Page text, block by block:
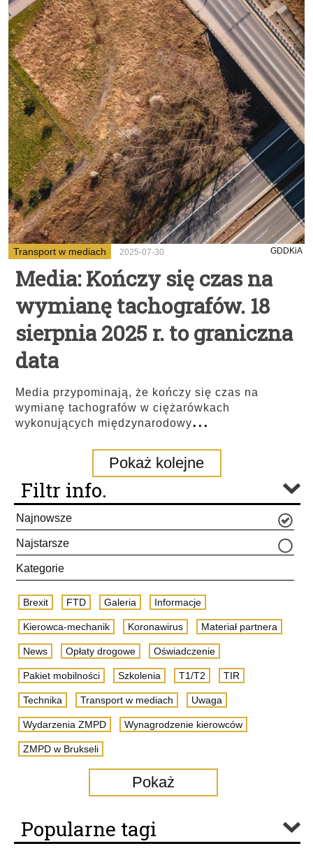
Transport w mediach 2025-07-30 GDDKiA
Media: Kończy się czas na
wymianę tachografów. 18
sierpnia 2025 r. to graniczna
data
Media przypominają, że kończy się czas na
wymianę tachografów w ciężarówkach
wykonujących międzynarodowy...
Pokaż kolejne
Filtr info.
Najnowsze
Najstarsze
Kategorie
Brexit FTD Galeria Informacje
Kierowca-mechanik Koronawirus Materiał partnera
News Opłaty drogowe Oświadczenie
Pakiet mobilności Szkolenia T1/T2 TIR
Technika Transport w mediach Uwaga
Wydarzenia ZMPD Wynagrodzenie kierowców
ZMPD w Brukseli
Pokaż
Popularne tagi